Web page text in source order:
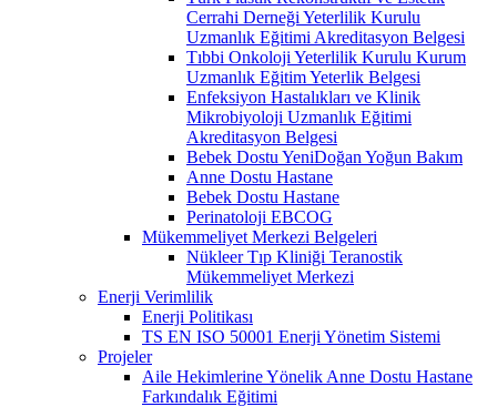
Cerrahi Derneği Yeterlilik Kurulu
Uzmanlık Eğitimi Akreditasyon Belgesi
Tıbbi Onkoloji Yeterlilik Kurulu Kurum
Uzmanlık Eğitim Yeterlik Belgesi
Enfeksiyon Hastalıkları ve Klinik
Mikrobiyoloji Uzmanlık Eğitimi
Akreditasyon Belgesi
Bebek Dostu YeniDoğan Yoğun Bakım
Anne Dostu Hastane
Bebek Dostu Hastane
Perinatoloji EBCOG
Mükemmeliyet Merkezi Belgeleri
Nükleer Tıp Kliniği Teranostik
Mükemmeliyet Merkezi
Enerji Verimlilik
Enerji Politikası
TS EN ISO 50001 Enerji Yönetim Sistemi
Projeler
Aile Hekimlerine Yönelik Anne Dostu Hastane
Farkındalık Eğitimi